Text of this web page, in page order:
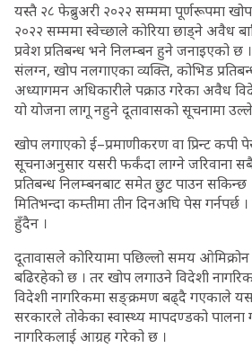
यस्तै २८ फेब्रुअरी २०२२ सम्ममा पूर्णरूपमा
२०२२ सम्ममा स्वेच्छाले कोरिया छाड्ने अवैध
प्रवेश प्रतिबन्ध भने निलम्बन हुने जनाइएको छ
संलग्न, खोप नलगाएका व्यक्ति, कोभिड
अध्यागमन अधिकारीले पक्राउ गरेका अवैध
यो योजना लागू नहुने दूतावासको सूचनामा
खोप लगाएको ई–प्रमाणीकरण वा प्रिन्ट कपी
सूचनाअनुसार यसरी फर्कंदा लाग्ने जरिवाना
प्रतिबन्ध निलम्बनबाट समेत छुट पाउन
मितिभन्दा कम्तीमा तीन दिनअघि पेस गर्नपर्छ
हुँदैन ।
दूतावासले कोरियामा पछिल्लो समय
बढिरहेको छ । तर खोप लगाउने विदेशी
विदेशी नागरिकमा सङ्क्रमण बढ्दै गएकाले
सरकारले तोकेका स्वास्थ्य मापदण्डको पालना
नागरिकलाई आग्रह गरेको छ ।